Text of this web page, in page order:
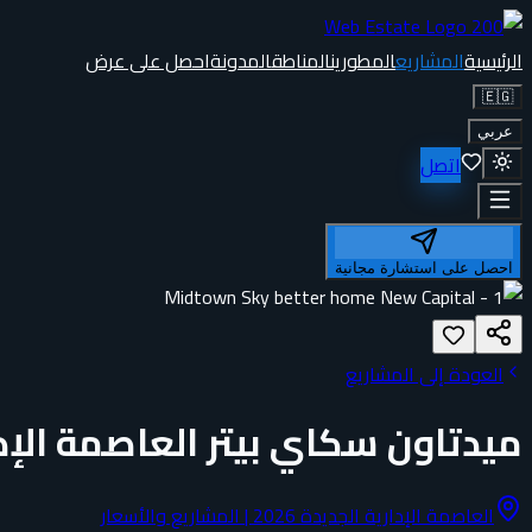
الرئيسيةالمشاريعالمطورينالمناطقالمدونةاحصل على عرض
🇪🇬
عربي
اتصل
احصل على استشارة مجانية
العودة إلى المشاريع
ميدتاون سكاي بيتر العاصمة
العاصمة الإدارية الجديدة 2026 | المشاريع والأسعار